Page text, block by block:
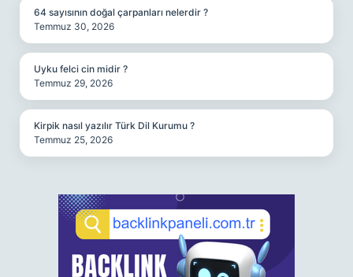
64 sayısının doğal çarpanları nelerdir ?
Temmuz 30, 2026
Uyku felci cin midir ?
Temmuz 29, 2026
Kirpik nasıl yazılır Türk Dil Kurumu ?
Temmuz 25, 2026